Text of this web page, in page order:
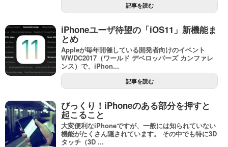
記事を読む
iPhoneユーザ待望の「iOS11」新機能ま
とめ
Appleが毎年開催している開発者向けのイベント
WWDC2017（ワールド デベロッパーズ カンファレ
ンス）で、iPhon...
記事を読む
びっくり！iPhoneのある部分を押すと
起こること
大変便利なiPhoneですが、一般には知られていない
機能がたくさん隠されています。 その中でも特に3D
タッチ（3D ...